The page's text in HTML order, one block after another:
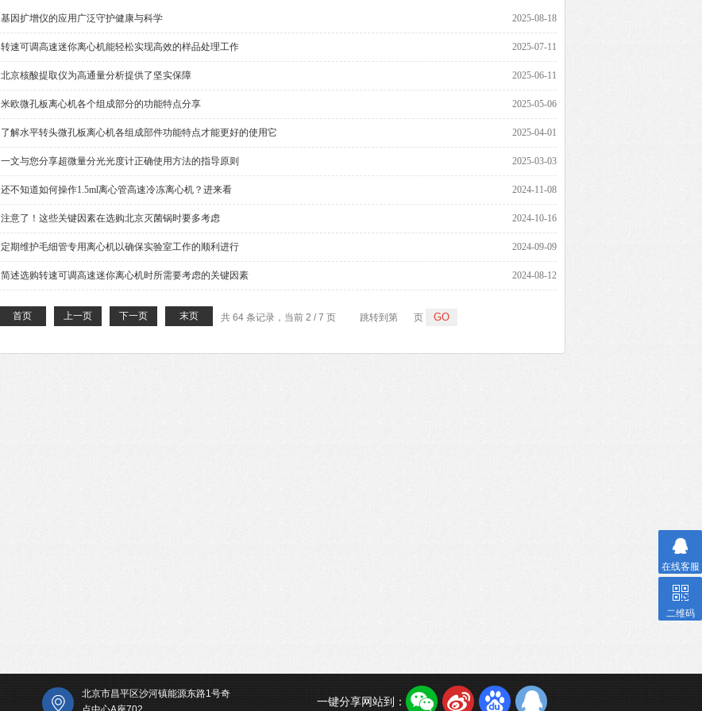
基因扩增仪的应用广泛守护健康与科学 2025-08-18
转速可调高速迷你离心机能轻松实现高效的样品处理工作 2025-07-11
北京核酸提取仪为高通量分析提供了坚实保障 2025-06-11
米欧微孔板离心机各个组成部分的功能特点分享 2025-05-06
了解水平转头微孔板离心机各组成部件功能特点才能更好的使用它 2025-04-01
一文与您分享超微量分光光度计正确使用方法的指导原则 2025-03-03
还不知道如何操作1.5ml离心管高速冷冻离心机？进来看 2024-11-08
注意了！这些关键因素在选购北京灭菌锅时要多考虑 2024-10-16
定期维护毛细管专用离心机以确保实验室工作的顺利进行 2024-09-09
简述选购转速可调高速迷你离心机时所需要考虑的关键因素 2024-08-12
共 64 条记录，当前 2 / 7 页
首页 上一页 下一页 末页 跳转到第 页
北京市昌平区沙河镇能源东路1号奇
一键分享网站到：
在线客服
二维码